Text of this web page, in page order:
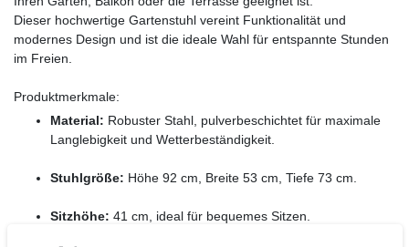
Dieser hochwertige Gartenstuhl vereint Funktionalität und
modernes Design und ist die ideale Wahl für entspannte Stunden
im Freien.
Produktmerkmale:
Material: Robuster Stahl, pulverbeschichtet für maximale
Langlebigkeit und Wetterbeständigkeit.
Stuhlgröße: Höhe 92 cm, Breite 53 cm, Tiefe 73 cm.
Sitzhöhe: 41 cm, ideal für bequemes Sitzen.